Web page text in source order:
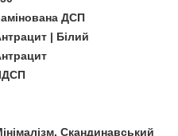
ДСП
| Білий
Скандинавський